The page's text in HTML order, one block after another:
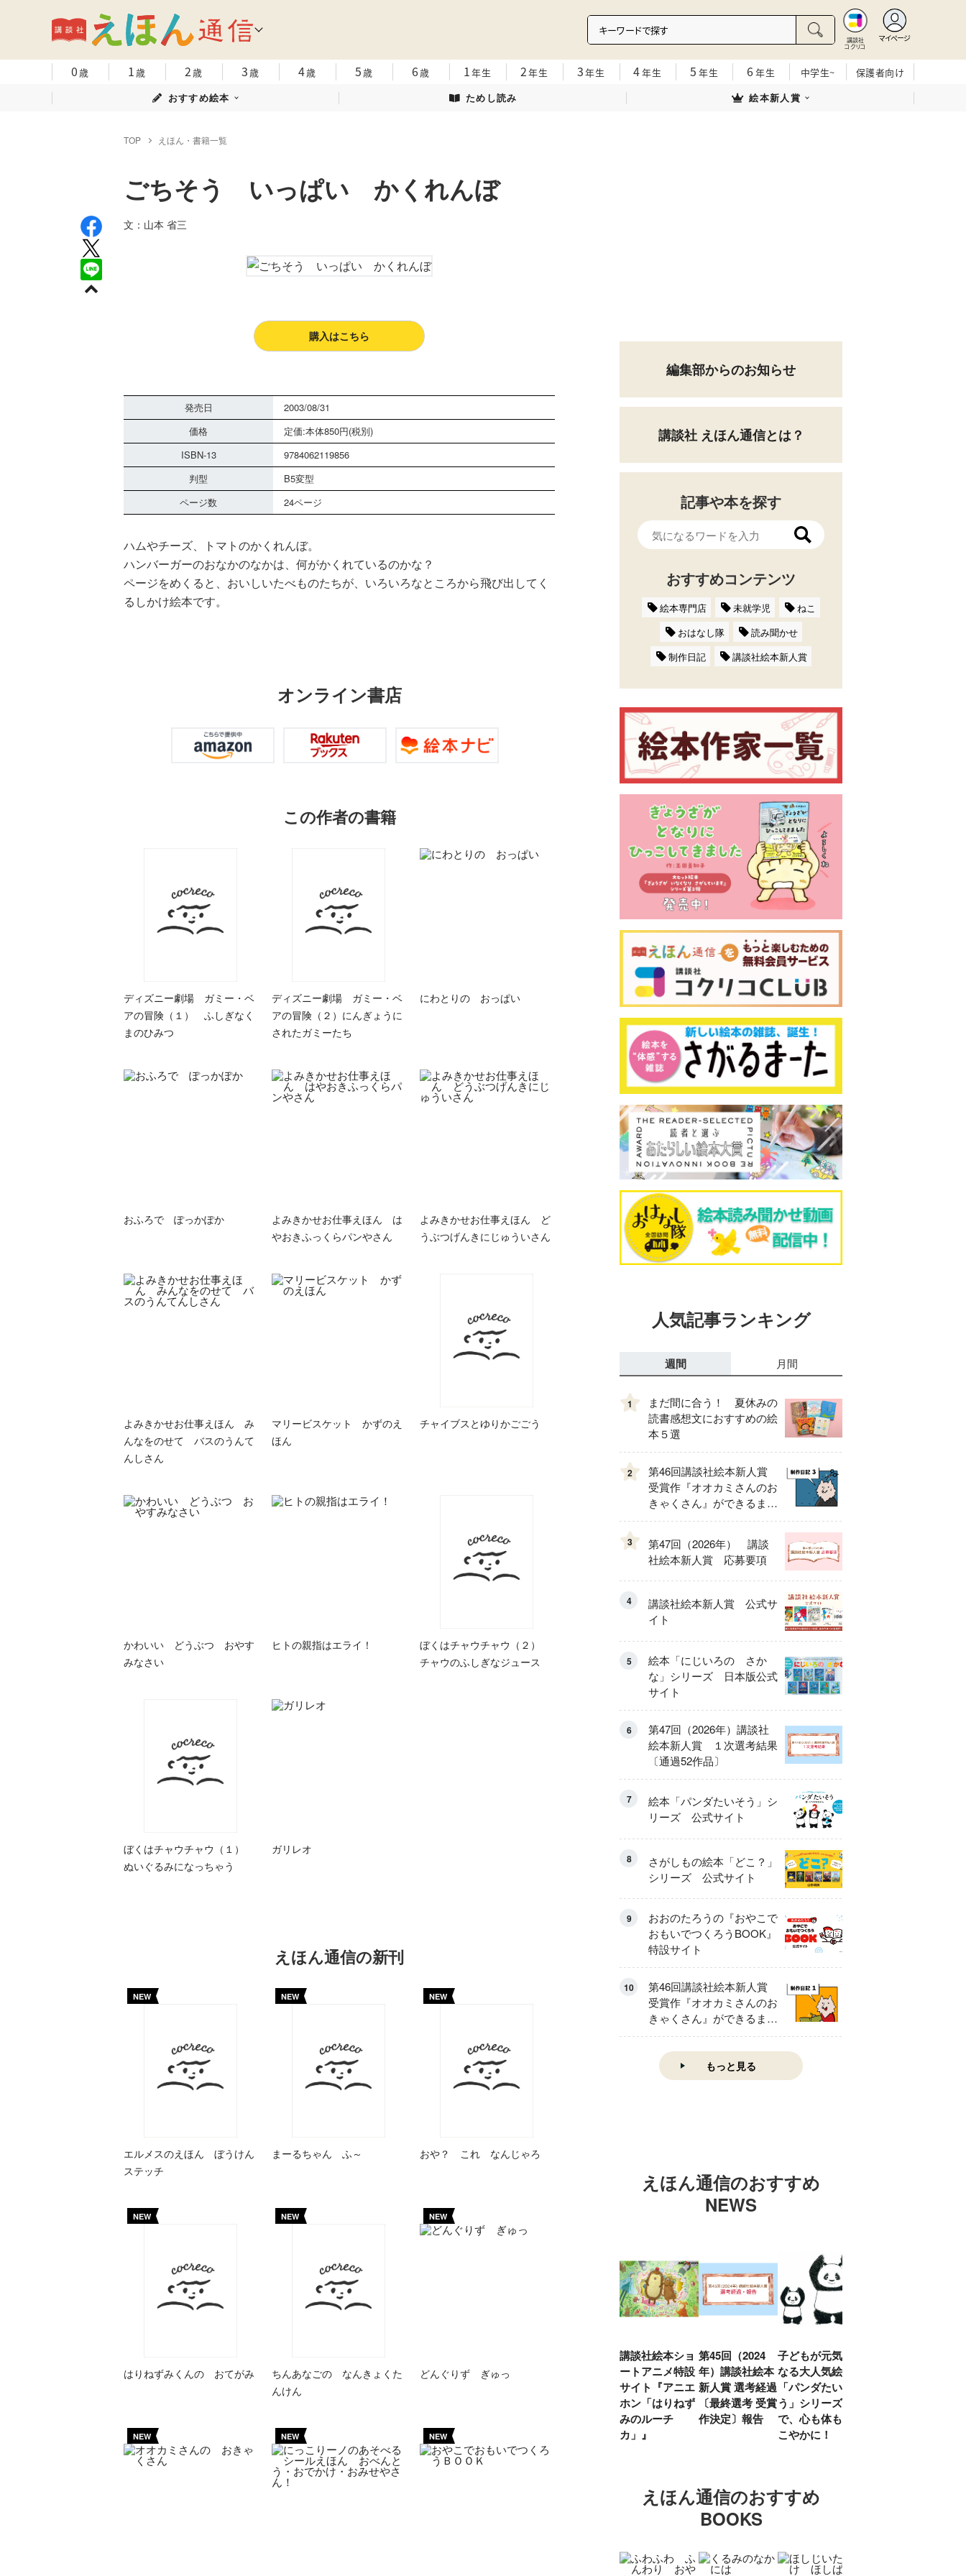
講談社
コクリコ
マイページ
0歳 1歳 2歳 3歳 4歳 5歳 6歳 1年生 2年生 3年生 4年生 5 年生 6 年生 中学生~
保護者向け
おすすめ絵本
ためし読み 絵本新人賞
TOP えほん・書籍一覧
ごちそう いっぱい かくれんぼ
文：山本 省三
購入はこちら
発売日
2003/08/31
価格
定価:本体850円(税別)
ISBN-13
9784062119856
判型
B5変型
ページ数
24ページ
ハムやチーズ、トマトのかくれんぼ。
ハンバーガーのおなかのなかは、何がかくれているのかな？
ページをめくると、おいしいたべものたちが、いろいろなところから飛び出してく
るしかけ絵本です。
オンライン書店
この作者の書籍
ディズニー劇場 ガミー・ベ
アの冒険（１） ふしぎなく
まのひみつ
ディズニー劇場 ガミー・ベ
アの冒険（２）にんぎょうに
されたガミーたち
にわとりの おっぱい
おふろで ぽっかぽか
よみきかせお仕事えほん は
やおきふっくらパンやさん
よみきかせお仕事えほん ど
うぶつげんきにじゅういさん
よみきかせお仕事えほん み
んなをのせて バスのうんて
んしさん
マリービスケット かずのえ
ほん
チャイブスとゆりかごごう
かわいい どうぶつ おやす
みなさい
ヒトの親指はエライ！
ぼくはチャウチャウ（２）
チャウのふしぎなジュース
ぼくはチャウチャウ（１）
ぬいぐるみになっちゃう
ガリレオ
えほん通信の新刊
NEW
エルメスのえほん ぼうけん
ステッチ
NEW
まーるちゃん ふ～
NEW
おや？ これ なんじゃろ
NEW
はりねずみくんの おてがみ
NEW
ちんあなごの なんきょくた
んけん
NEW
どんぐりず ぎゅっ
NEW NEW NEW
編集部からのお知らせ
講談社 えほん通信とは？
記事や本を探す
おすすめコンテンツ
絵本専門店 未就学児
ねこ
おはなし隊
読み聞かせ
制作日記
講談社絵本新人賞
人気記事ランキング
週間 月間
1
まだ間に合う！ 夏休みの
読書感想文におすすめの絵
本５選
2
第46回講談社絵本新人賞
受賞作『オオカミさんのお
きゃくさん』ができるまで
③
3
第47回（2026年） 講談
社絵本新人賞 応募要項
4
講談社絵本新人賞 公式サ
イト
5
絵本「にじいろの さか
な」シリーズ 日本版公式
サイト
6
第47回（2026年）講談社
絵本新人賞 １次選考結果
〔通過52作品〕
7
絵本「パンダたいそう」シ
リーズ 公式サイト
8
さがしもの絵本「どこ？」
シリーズ 公式サイト
9
おおのたろうの『おやこで
おもいでつくろうBOOK』
特設サイト
10
第46回講談社絵本新人賞
受賞作『オオカミさんのお
きゃくさん』ができるまで
①
もっと見る
えほん通信のおすすめ
NEWS
講談社絵本ショ
ートアニメ特設
サイト『アニエ
ホン「はりねず
みのルーチ
カ」』
第45回（2024
年）講談社絵本
新人賞 選考経過
〔最終選考 受賞
作決定〕報告
子どもが元気に
なる大人気絵本
「パンダたいそ
う」シリーズ
で、心も体もす
こやかに！
えほん通信のおすすめ
BOOKS